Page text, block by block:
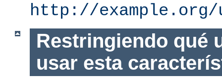
http://example.org/
Restringiendo qué
usar esta